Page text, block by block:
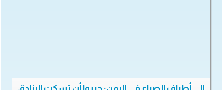
إلى أطراف الصراع في اليمن: جربوا أن تسكت البنادق